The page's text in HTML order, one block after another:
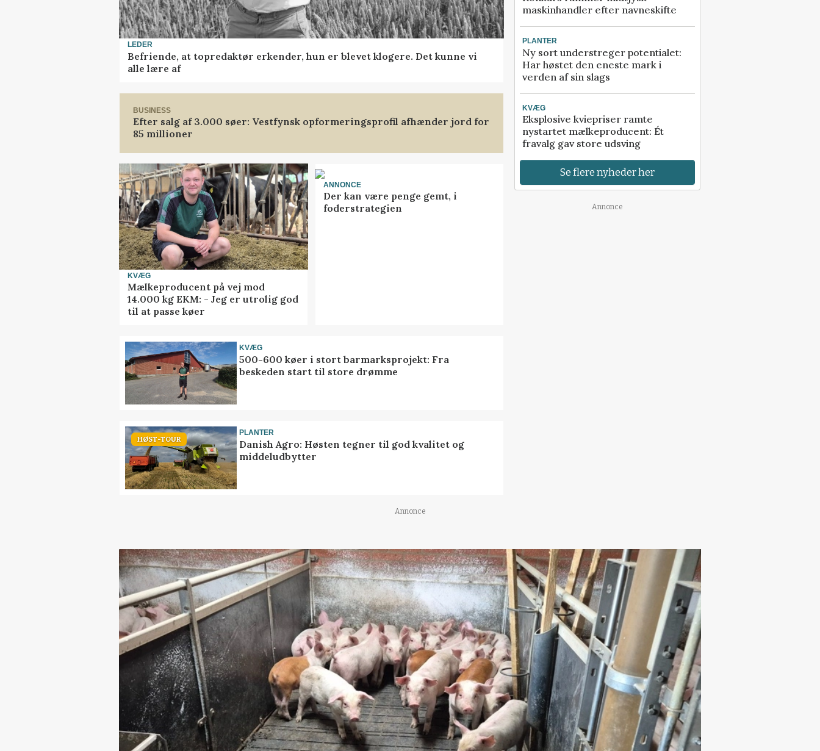
LEDER
Befriende, at topredaktør erkender, hun er blevet klogere. Det kunne vi
alle lære af
BUSINESS
Efter salg af 3.000 søer: Vestfynsk opformeringsprofil afhænder jord for
85 millioner
KVÆG
Mælkeproducent på vej mod
14.000 kg EKM: - Jeg er utrolig god
til at passe køer
ANNONCE
Der kan være penge gemt, i
foderstrategien
KVÆG
500-600 køer i stort barmarksprojekt: Fra
beskeden start til store drømme
HØST-TOUR
PLANTER
Danish Agro: Høsten tegner til god kvalitet og
middeludbytter
maskinhandler efter navneskifte
PLANTER
Ny sort understreger potentialet:
Har høstet den eneste mark i
verden af sin slags
KVÆG
Eksplosive kviepriser ramte
nystartet mælkeproducent: Ét
fravalg gav store udsving
Se flere nyheder her
Annonce
Annonce